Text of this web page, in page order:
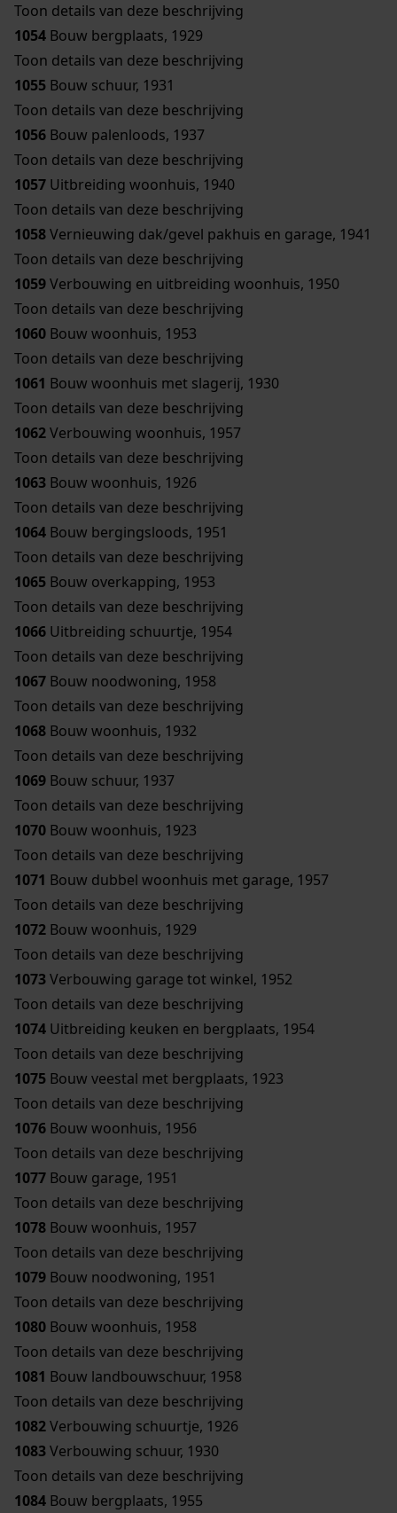
Toon details van deze beschrijving
1054 Bouw bergplaats, 1929
Toon details van deze beschrijving
1055 Bouw schuur, 1931
Toon details van deze beschrijving
1056 Bouw palenloods, 1937
Toon details van deze beschrijving
1057 Uitbreiding woonhuis, 1940
Toon details van deze beschrijving
1058Vernieuwing dak/gevel pakhuis en garage, 1941
Toon details van deze beschrijving
1059Verbouwing en uitbreiding woonhuis, 1950
Toon details van deze beschrijving
1060 Bouw woonhuis, 1953
Toon details van deze beschrijving
1061 Bouw woonhuis met slagerij, 1930
Toon details van deze beschrijving
1062Verbouwing woonhuis, 1957
Toon details van deze beschrijving
1063 Bouw woonhuis, 1926
Toon details van deze beschrijving
1064 Bouw bergingsloods, 1951
Toon details van deze beschrijving
1065 Bouw overkapping, 1953
Toon details van deze beschrijving
1066 Uitbreiding schuurtje, 1954
Toon details van deze beschrijving
1067 Bouw noodwoning, 1958
Toon details van deze beschrijving
1068 Bouw woonhuis, 1932
Toon details van deze beschrijving
1069 Bouw schuur, 1937
Toon details van deze beschrijving
1070 Bouw woonhuis, 1923
Toon details van deze beschrijving
1071 Bouw dubbel woonhuis met garage, 1957
Toon details van deze beschrijving
1072 Bouw woonhuis, 1929
Toon details van deze beschrijving
1073Verbouwing garage tot winkel, 1952
Toon details van deze beschrijving
1074 Uitbreiding keuken en bergplaats, 1954
Toon details van deze beschrijving
1075 Bouw veestal met bergplaats, 1923
Toon details van deze beschrijving
1076 Bouw woonhuis, 1956
Toon details van deze beschrijving
1077 Bouw garage, 1951
Toon details van deze beschrijving
1078 Bouw woonhuis, 1957
Toon details van deze beschrijving
1079 Bouw noodwoning, 1951
Toon details van deze beschrijving
1080 Bouw woonhuis, 1958
Toon details van deze beschrijving
1081 Bouw landbouwschuur, 1958
Toon details van deze beschrijving
1082Verbouwing schuurtje, 1926
1083Verbouwing schuur, 1930
Toon details van deze beschrijving
1084 Bouw bergplaats, 1955